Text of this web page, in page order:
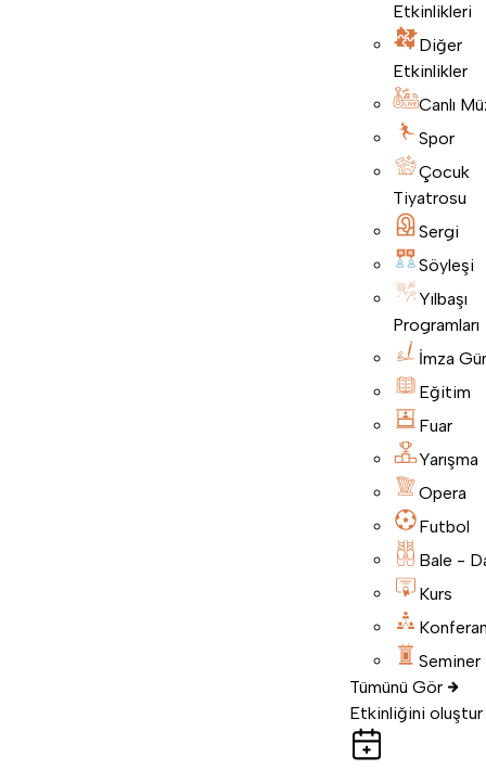
Etkinlikleri
Diğer
Etkinlikler
Canlı
Spor
Çocuk
Tiyatrosu
Sergi
Söyleşi
Yılbaşı
Programları
İmza
Eğitim
Fuar
Yarışma
Opera
Futbol
Bale -
Kurs
Seminer
Tümünü Gör
Etkinliğini oluştur